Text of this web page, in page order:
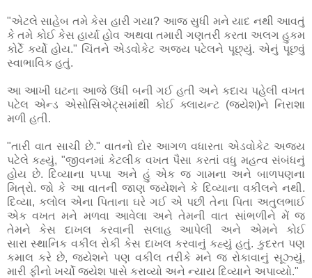
"એટલે સાહેબ તમે કેસ હારી ગયા? આજ સુધી મને યાદ નથી આવતું
કે તમે કોઈ કેસ હાર્યા હોવ અથવા તમારી ગણતરી કરતા અલગ હુકમ
કોર્ટે કર્યો હોય." ચિંતને એડવોકેટ અજય પટેલને પૂછ્યું. એનું પૂછવું
સ્વાભાવિક હતું.
આ આખી ઘટના આજે ઉંધી બની ગઈ હતી અને કદાચ પહેલી વખત
પટેલ એન્ડ એસોસિએટ્સમાંથી કોઈ ક્લાયન્ટ (જયેશ)ને નિરાશા
મળી હતી.
"તારી વાત સાચી છે." વાતનો દોર આગળ વધારતા એડવોકેટ અજય
પટેલે કહ્યું, "જીવનમાં કેટલીક વખત પૈસા કરતાં વધુ મહત્વ સંબંધનું
હોય છે. દિવ્યાના પપ્પા અને હું એક જ ગામના અને બાળપણના
મિત્રો. જો કે આ વાતની જાણ જયેશને કે દિવ્યાના વકીલને નથી.
દિવ્યા, કલોલ એના પિતાના ઘરે ગઈ એ પછી તેના પિતા અતુલભાઈ
એક વખત મને મળવા આવેલા અને તેમની વાત સાંભળીને મેં જ
તેમને કેસ દાખલ કરવાની સલાહ આપેલી અને એમને કોઈ
સારા સ્થાનિક વકીલ રોકી કેસ દાખલ કરવાનું કહ્યું હતું. કુદરત પણ
કમાલ કરે છે, જયેશને પણ વકીલ તરીકે મને જ રોકાવાનું સૂઝ્યું,
મારી ફીનો ખર્ચો જયેશ પાસે કરાવ્યો અને ન્યાય દિવ્યાને અપાવ્યો."